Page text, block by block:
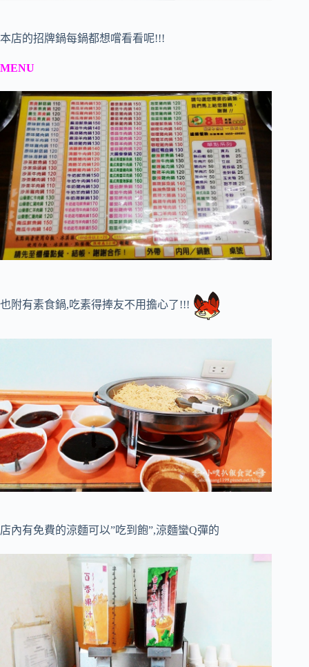
本店的招牌鍋每鍋都想嚐看看呢!!!
MENU
也附有素食鍋,吃素得捧友不用擔心了!!!
店內有免費的涼麵可以”吃到飽”,涼麵蠻Q彈的